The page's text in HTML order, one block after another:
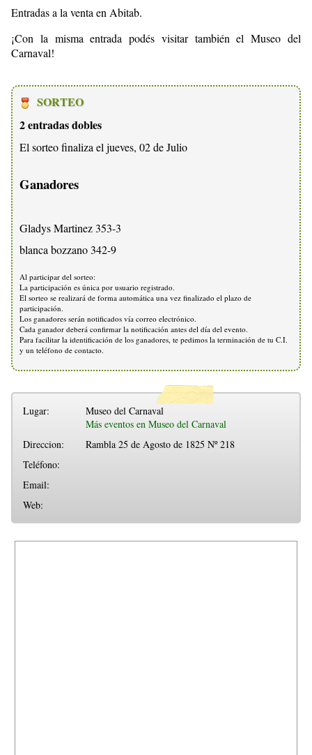
Entradas a la venta en Abitab.
¡Con la misma entrada podés visitar también el Museo del
Carnaval!
SORTEO
2 entradas dobles
El sorteo finaliza el jueves, 02 de Julio
Ganadores
Gladys Martinez 353-3
blanca bozzano 342-9
Al participar del sorteo:
La participación es única por usuario registrado.
El sorteo se realizará de forma automática una vez finalizado el plazo de
participación.
Los ganadores serán notificados vía correo electrónico.
Cada ganador deberá confirmar la notificación antes del día del evento.
Para facilitar la identificación de los ganadores, te pedimos la terminación de tu C.I.
y un teléfono de contacto.
Lugar:
Museo del Carnaval
Más eventos en Museo del Carnaval
Direccion:
Rambla 25 de Agosto de 1825 Nº 218
Teléfono:
Email:
Web: